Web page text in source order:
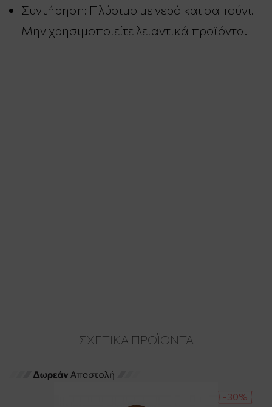
Συντήρηση: Πλύσιμο με νερό και σαπούνι.
Μην χρησιμοποιείτε λειαντικά προϊόντα.
ΣΧΕΤΙΚΆ ΠΡΟΪΌΝΤΑ
-30%